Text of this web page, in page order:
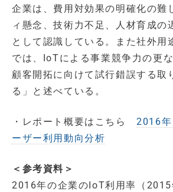
企業は、費用対効果の明確化の難
ィ懸念、技術力不足、人材育成の
として認識している。また社外用
では、IoTによる事業競争力の更
顧客開拓に向けて試行錯誤する取
る」と述べている。
・レポート概要はこちら2016
ーザー利用動向分析
＜参考資料＞
2016年の企業のIoT利用率（2015